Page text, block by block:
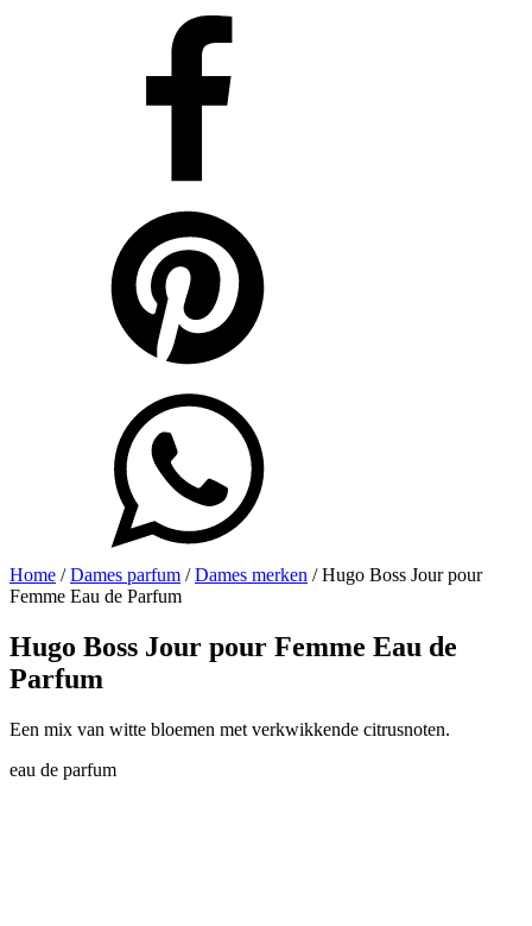
Home /Dames parfum /Dames merken / Hugo Boss Jour pour
Femme Eau de Parfum
Hugo Boss Jour pour Femme Eau de
Parfum
Een mix van witte bloemen met verkwikkende citrusnoten.
eau de parfum